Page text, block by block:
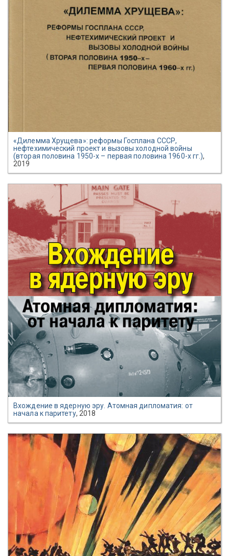
«Дилемма Хрущева»: реформы Госплана СССР,
нефтехимический проект и вызовы холодной войны
(вторая половина 1950-х – первая половина 1960-х гг.),
2019
Вхождение в ядерную эру. Атомная дипломатия: от
начала к паритету, 2018